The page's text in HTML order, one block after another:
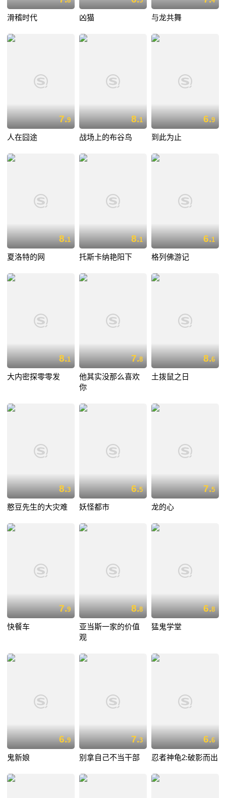
滑稽时代 凶猫 与龙共舞
7.9
人在囧途
8.1
战场上的布谷鸟
6.9
到此为止
8.1
夏洛特的网
8.1
托斯卡纳艳阳下
6.1
格列佛游记
8.1
大内密探零零发
7.8
他其实没那么喜欢
你
8.6
土拨鼠之日
8.3
憨豆先生的大灾难
6.5
妖怪都市
7.5
龙的心
7.9
快餐车
8.8
亚当斯一家的价值
观
6.8
猛鬼学堂
6.9
鬼新娘
7.3
别拿自己不当干部
6.6
忍者神龟2:破影而出